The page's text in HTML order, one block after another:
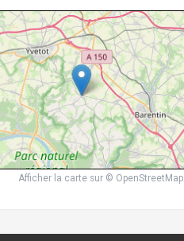
Afficher la cartesur © OpenStreetMap